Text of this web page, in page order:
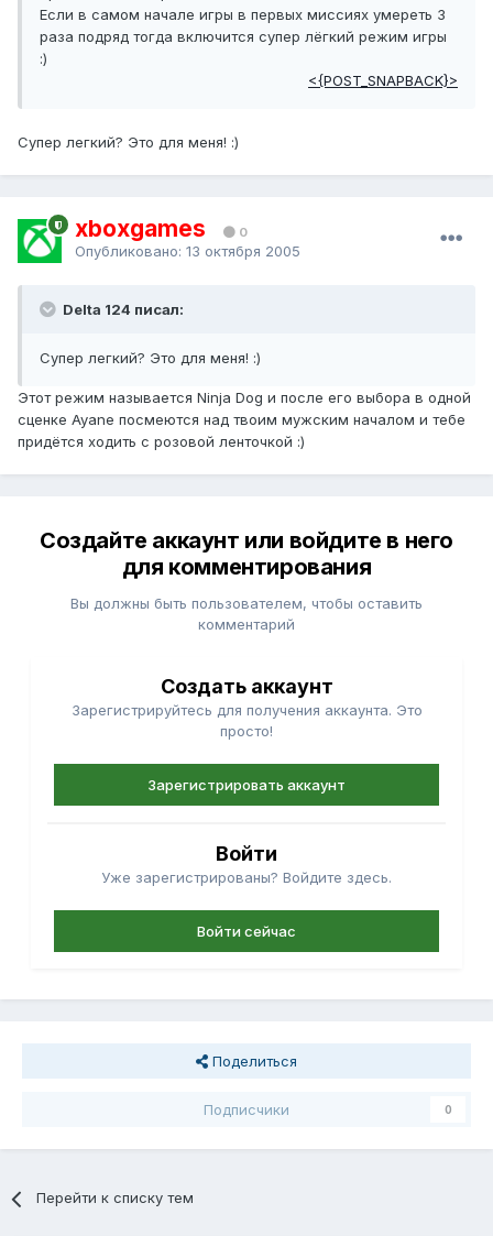
Если в самом начале игры в первых миссиях умереть 3
раза подряд тогда включится супер лёгкий режим игры
:)
<{POST_SNAPBACK}>
Супер легкий? Это для меня! :)
xboxgames 0
Опубликовано: 13 октября 2005
Delta 124 писал:
Супер легкий? Это для меня! :)
Этот режим называется Ninja Dog и после его выбора в одной
сценке Ayane посмеются над твоим мужским началом и тебе
придётся ходить с розовой ленточкой :)
Создайте аккаунт или войдите в него
для комментирования
Вы должны быть пользователем, чтобы оставить
комментарий
Создать аккаунт
Зарегистрируйтесь для получения аккаунта. Это
просто!
Зарегистрировать аккаунт
Войти
Уже зарегистрированы? Войдите здесь.
Войти сейчас
Поделиться
Подписчики 0
Перейти к списку тем